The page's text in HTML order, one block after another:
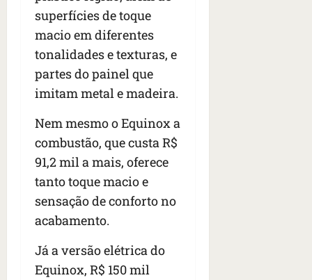
superfícies de toque
macio em diferentes
tonalidades e texturas, e
partes do painel que
imitam metal e madeira.
Nem mesmo o Equinox a
combustão, que custa R$
91,2 mil a mais, oferece
tanto toque macio e
sensação de conforto no
acabamento.
Já a versão elétrica do
Equinox, R$ 150 mil